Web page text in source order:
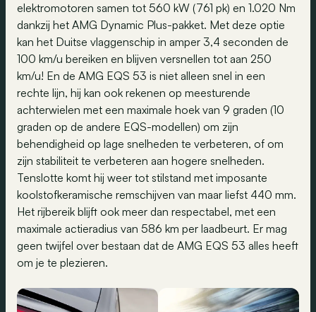
elektromotoren samen tot 560 kW (761 pk) en 1.020 Nm
dankzij het AMG Dynamic Plus-pakket. Met deze optie
kan het Duitse vlaggenschip in amper 3,4 seconden de
100 km/u bereiken en blijven versnellen tot aan 250
km/u! En de AMG EQS 53 is niet alleen snel in een
rechte lijn, hij kan ook rekenen op meesturende
achterwielen met een maximale hoek van 9 graden (10
graden op de andere EQS-modellen) om zijn
behendigheid op lage snelheden te verbeteren, of om
zijn stabiliteit te verbeteren aan hogere snelheden.
Tenslotte komt hij weer tot stilstand met imposante
koolstofkeramische remschijven van maar liefst 440 mm.
Het rijbereik blijft ook meer dan respectabel, met een
maximale actieradius van 586 km per laadbeurt. Er mag
geen twijfel over bestaan dat de AMG EQS 53 alles heeft
om je te plezieren.